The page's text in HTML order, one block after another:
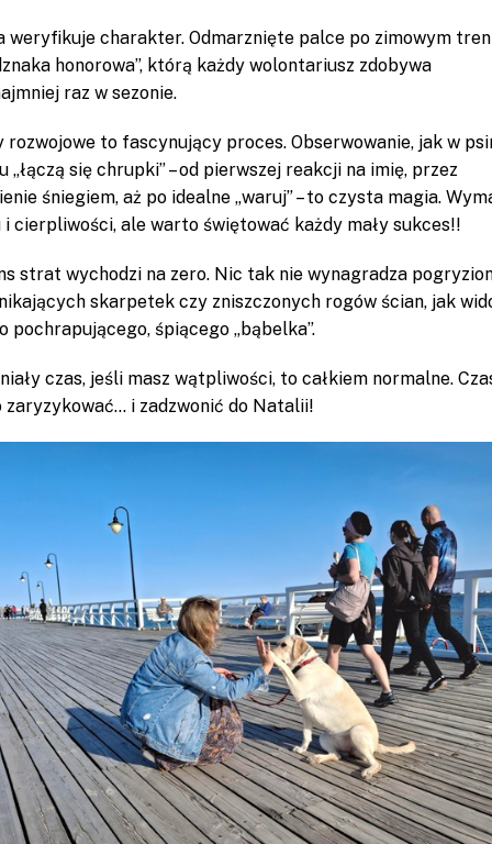
weryfikuje charakter. Odmarznięte palce po zimowym
honorowa”, którą każdy wolontariusz zdobywa
raz w sezonie.
rozwojowe to fascynujący proces. Obserwowanie, jak w
„łączą się chrupki” – od pierwszej reakcji na imię, przez
śniegiem, aż po idealne „waruj” – to czysta magia.
i cierpliwości, ale warto świętować każdy mały sukces!!
strat wychodzi na zero. Nic tak nie wynagradza
skarpetek czy zniszczonych rogów ścian, jak
pochrapującego, śpiącego „bąbelka”.
czas, jeśli masz wątpliwości, to całkiem normalne.
zaryzykować… i zadzwonić do Natalii!